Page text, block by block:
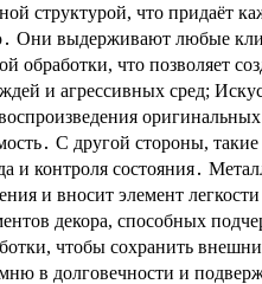
структурой, что придаёт
Они выдерживают любые
обработки, что позволяет
и агрессивных сред;
С другой стороны,
и контроля состояния․
и вносит элемент
декора, способных
чтобы сохранить
в долговечности и